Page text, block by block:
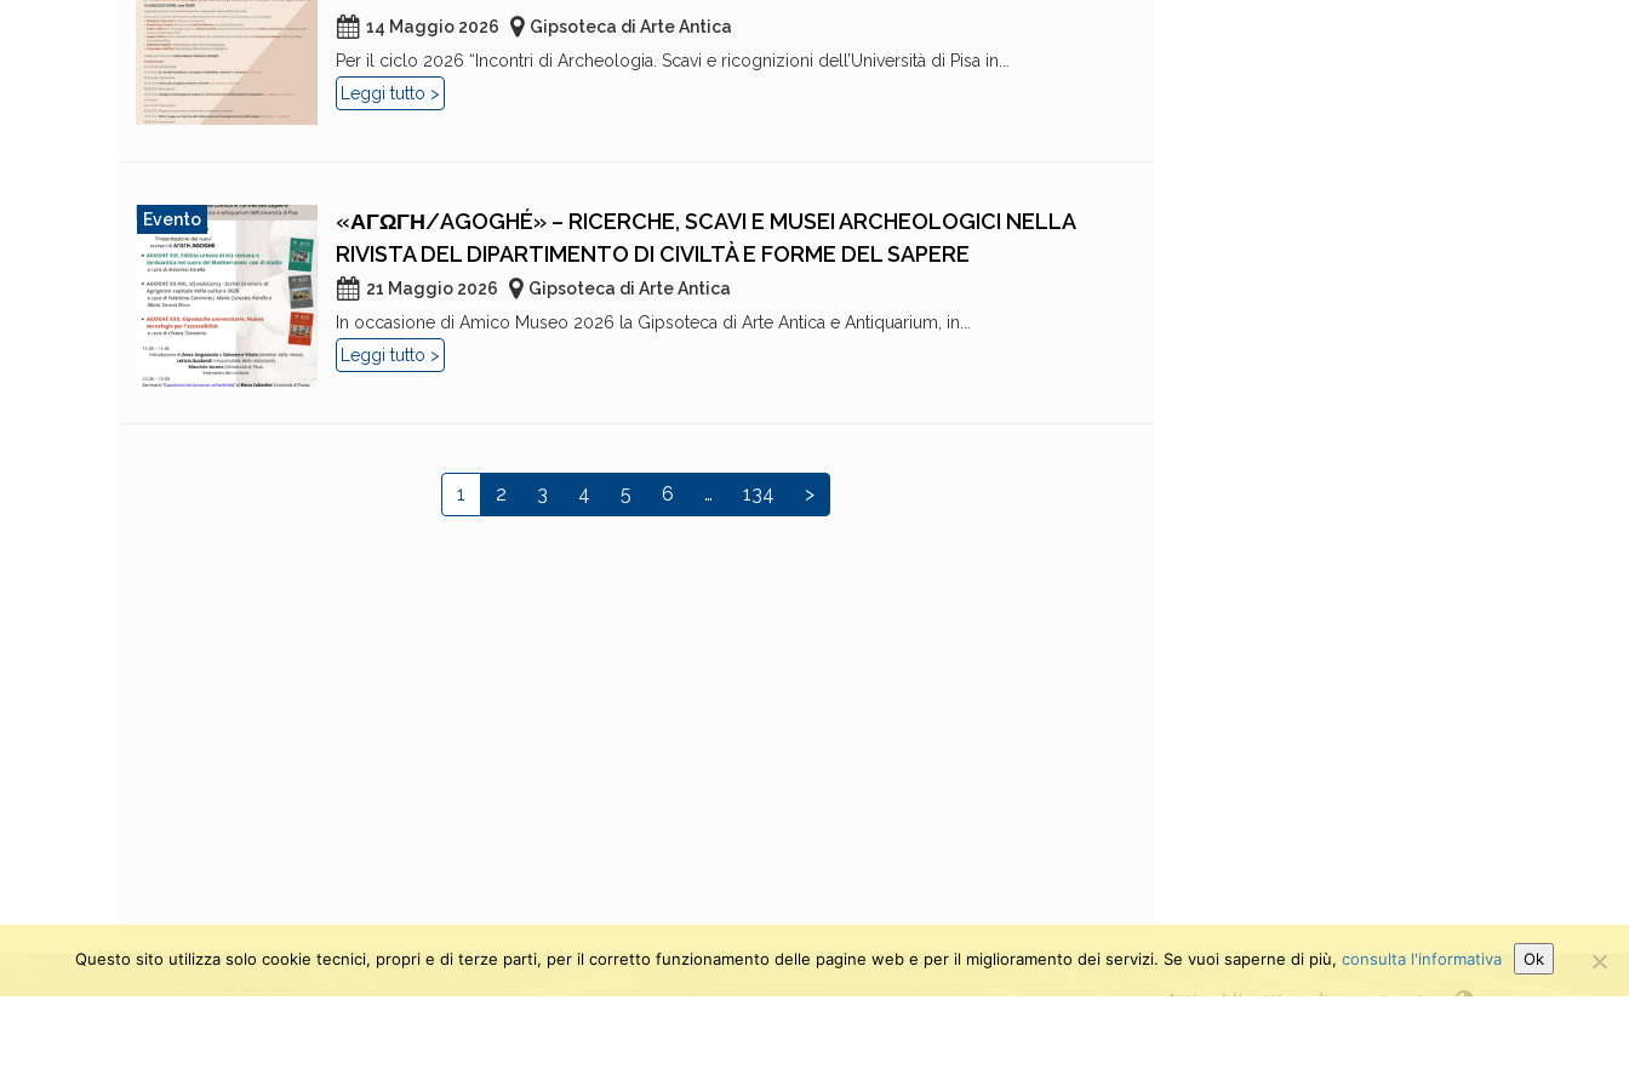
14 Maggio 2026
Gipsoteca di Arte Antica
Per il ciclo 2026 “Incontri di Archeologia. Scavi e ricognizioni dell’Università di Pisa in...
Leggi tutto >
Evento
«ΑΓΩΓΗ/AGOGHÉ» – RICERCHE, SCAVI E MUSEI ARCHEOLOGICI NELLA
RIVISTA DEL DIPARTIMENTO DI CIVILTÀ E FORME DEL SAPERE
21 Maggio 2026
Gipsoteca di Arte Antica
In occasione di Amico Museo 2026 la Gipsoteca di Arte Antica e Antiquarium, in...
Leggi tutto >
1 2 3 4 5 6 … 134 >
Attiva/disattiva alto contrasto
Questo sito utilizza solo cookie tecnici, propri e di terze parti, per il corretto funzionamento delle pagine web e per il miglioramento dei servizi. Se vuoi saperne di più, consulta l'informativa Ok